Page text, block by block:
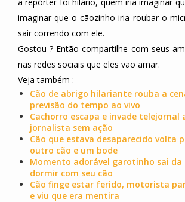
a repórter foi hilário, quem iria imaginar
imaginar que o cãozinho iria roubar o
sair correndo com ele.
Gostou ? Então compartilhe com seus
nas redes sociais que eles vão amar.
Veja também :
Cão de abrigo hilariante rouba a
previsão do tempo ao vivo
Cachorro escapa e invade telejornal
jornalista sem ação
Cão que estava desaparecido volta
outro cão e um bode
Momento adorável garotinho sai da
dormir com seu cão
Cão finge estar ferido, motorista
e viu que era mentira